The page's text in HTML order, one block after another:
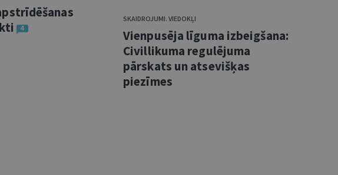
4
SKAIDROJUMI. VIEDOKĻI
Vienpusēja līguma izbeigšana:
Civillikuma regulējuma
pārskats un atsevišķas
piezīmes